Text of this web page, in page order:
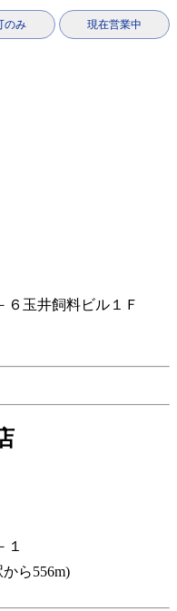
のみ 現在営業中
６玉井飼料ビル１Ｆ
ら556m)